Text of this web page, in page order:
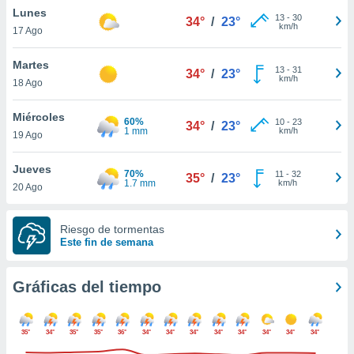
abono
únicos
similares
este sitio
IP
de
traten tus
a lo que
Para
Lunes
17 Ago
34° / 23° 13- 30
km/h
Martes
18 Ago
34° / 23° 13- 31
km/h
Miércoles
19 Ago
60%
1 mm
34° / 23° 10- 23
km/h
Jueves
20 Ago
70%
1.7 mm
35° / 23° 11 - 32
km/h
Riesgo de tormentas
Este fin de semana
Gráficas del tiempo
35° 34° 35° 35° 36° 34° 34° 34° 34° 34° 34° 34° 34°